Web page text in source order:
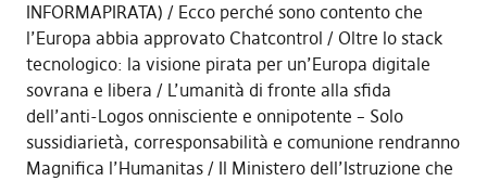
INFORMAPIRATA)
Ecco perché sono contento che
l’Europa abbia approvato Chatcontrol
Oltre lo stack
tecnologico: la visione pirata per un’Europa digitale
sovrana e libera
L’umanità di fronte alla sfida
dell’anti-Logos onnisciente e onnipotente – Solo
sussidiarietà, corresponsabilità e comunione rendranno
Magnifica l’Humanitas
Il Ministero dell’Istruzione che